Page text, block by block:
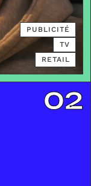
PUBLICITÉ
TV
RETAIL
02